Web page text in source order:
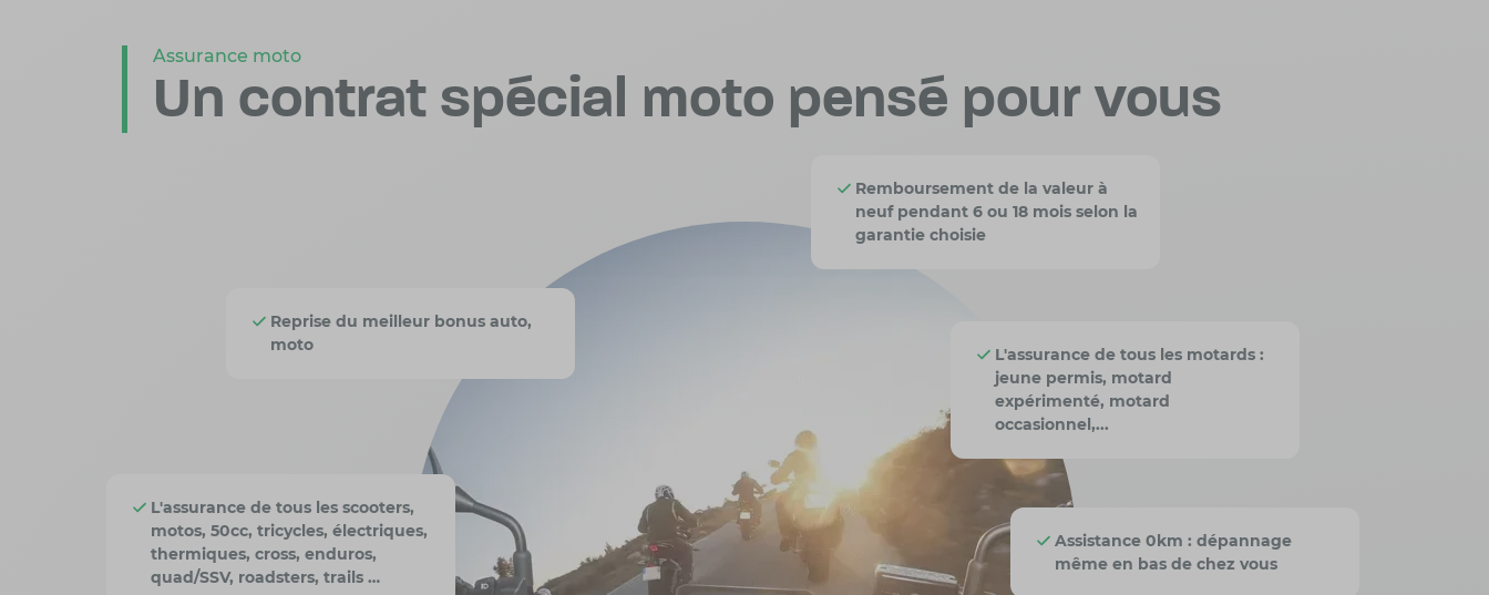
Assurance moto
Un contrat spécial moto pensé pour vous
Reprise du meilleur bonus auto,
moto
Remboursement de la valeur à
neuf pendant 6 ou 18 mois selon la
garantie choisie
Assistance 0km : dépannage
même en bas de chez vous
L'assurance de tous les motards :
jeune permis, motard
expérimenté, motard
occasionnel,...
L'assurance de tous les scooters,
motos, 50cc, tricycles, électriques,
thermiques, cross, enduros,
quad/SSV, roadsters, trails …